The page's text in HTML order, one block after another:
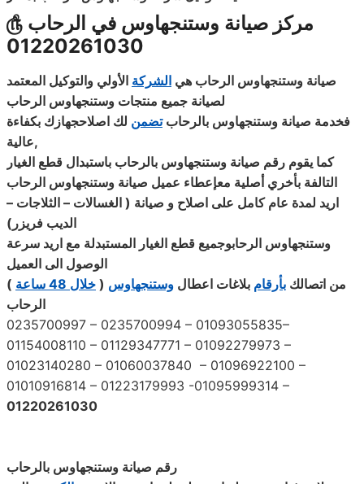
مركز صيانة وستنجهاوس في الرحاب ௹
01220261030
صيانة وستنجهاوس الرحاب هي الشركة الأولي والتوكيل المعتمد
لصيانة جميع منتجات وستنجهاوس الرحاب
فخدمة صيانة وستنجهاوس بالرحابتضمن لك اصلاحجهازك بكفاءة
عالية,
كما يقوم رقم صيانة وستنجهاوس بالرحاب باستبدال قطع الغيار
التالفة بأخري أصلية معإعطاء عميل صيانة وستنجهاوس الرحاب
اريد لمدة عام كامل على اصلاح و صيانة ( الغسالات – الثلاجات –
الديب فريزر )
وستنجهاوس الرحابوجميع قطع الغيار المستبدلة مع اريد سرعة
الوصول الى العميل
(
خلال 48 ساعة ) من اتصالك بأرقام بلاغات اعطال وستنجهاوس
الرحاب
0235700997 – 0235700994 – 01093055835–
01154008110 – 01129347771 – 01092279973 –
01023140280 – 01060037840 – 01096922100 –
01010916814 – 01223179993 -01095999314 –
01220261030
رقم صيانة وستنجهاوس بالرحاب